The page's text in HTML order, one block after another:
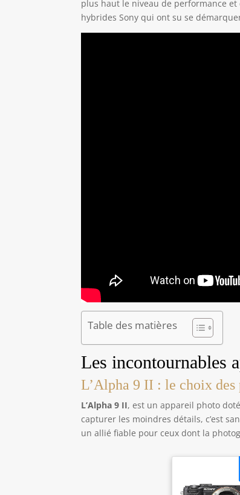
plus haut le niveau de performance
hybrides Sony qui ont su se
Table des matières
Les incontournables
L’Alpha 9 II : le choix des
L’Alpha 9 II, est un appareil photo
capturer les moindres détails, c’est
un allié fiable pour ceux dont la